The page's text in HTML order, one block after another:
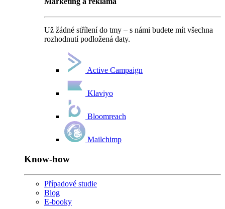
Už žádné střílení do tmy – s námi budete mít všechna
rozhodnutí podložená daty.
Active Campaign
Klaviyo
Bloomreach
Mailchimp
Know-how
Případové studie
Blog
E-booky